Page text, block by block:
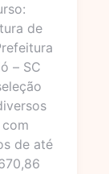
de
– SC
de até